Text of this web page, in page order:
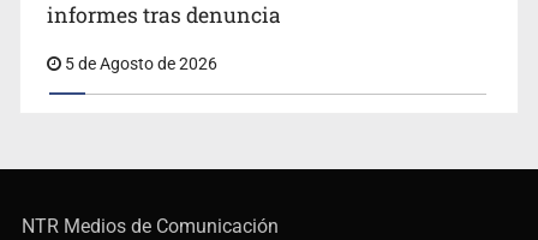
informes tras denuncia
5 de Agosto de 2026
NTR Medios de Comunicación